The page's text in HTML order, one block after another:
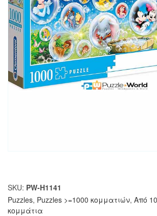
SKU: PW-H1141
Puzzles, Puzzles >=1000 κομματιών, Από
κομμάτια